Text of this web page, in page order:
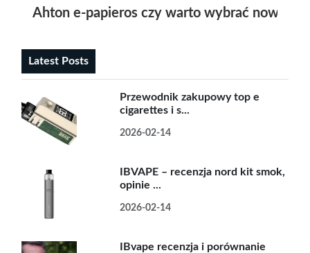
Ahton e-papieros czy warto wybrać
Latest Posts
Przewodnik zakupowy top e
cigarettes i s...
2026-02-14
IBVAPE – recenzja nord kit smok,
opinie ...
2026-02-14
IBvape recenzja i porównanie